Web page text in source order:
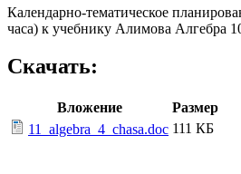
Календарно-тематическое
часа) к учебнику Алимова Алгебра
Скачать:
Вложение
Размер
11_algebra_4_chasa.doc 111 КБ